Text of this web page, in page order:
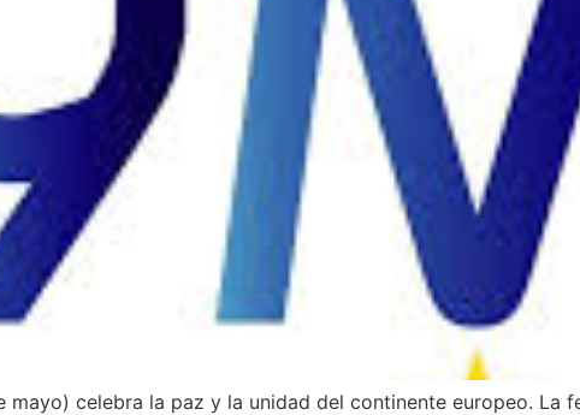
mayo) celebra la paz y la unidad del continente europeo. La